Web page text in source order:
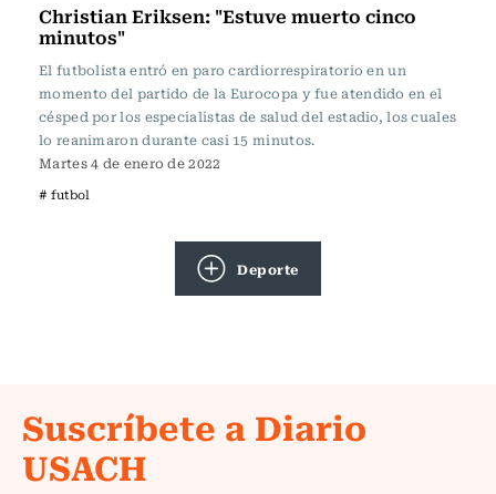
Christian Eriksen: "Estuve muerto cinco
minutos"
El futbolista entró en paro cardiorrespiratorio en un
momento del partido de la Eurocopa y fue atendido en el
césped por los especialistas de salud del estadio, los cuales
lo reanimaron durante casi 15 minutos.
Martes 4 de enero de 2022
# futbol
Deporte